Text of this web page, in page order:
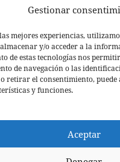
Gestionar
mejores experiencias,
y/o acceder a la
de estas tecnologías nos
de navegación o las
retirar el consentimiento, puede
y funciones.
Aceptar
por la Unión Europea-
los derechos
Móstoles. Creado por Don